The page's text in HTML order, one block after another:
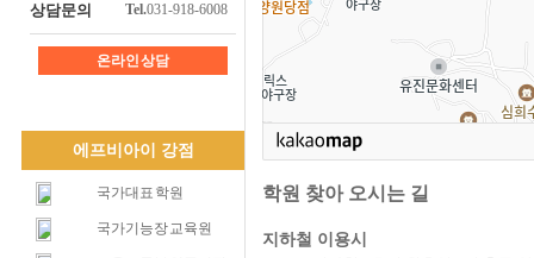
상담문의 Tel.031-918-6008
온라인 상담
에프비아이 강점
국가대표 학원
국가기능장 교육원
학원 찾아 오시는 길
지하철 이용시